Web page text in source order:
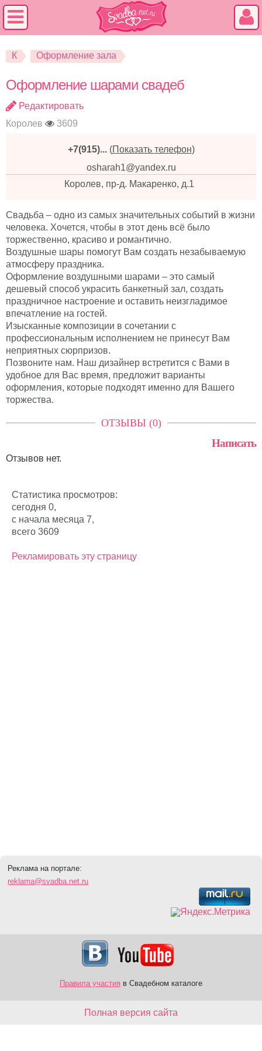
К Оформление зала
Оформление шарами свадеб
Редактировать
Королев
3609
+7(915)... (Показать телефон)
osharah1@yandex.ru
Королев, пр-д. Макаренко, д.1
Свадьба – одно из самых значительных событий в жизни
человека. Хочется, чтобы в этот день всё было
торжественно, красиво и романтично.
Воздушные шары помогут Вам создать незабываемую
атмосферу праздника.
Оформление воздушными шарами – это самый
дешевый способ украсить банкетный зал, создать
праздничное настроение и оставить неизгладимое
впечатление на гостей.
Изысканные композиции в сочетании с
профессиональным исполнением не принесут Вам
неприятных сюрпризов.
Позвоните нам. Наш дизайнер встретится с Вами в
удобное для Вас время, предложит варианты
оформления, которые подходят именно для Вашего
торжества.
ОТЗЫВЫ (0)
Написать
Отзывов нет.
Статистика просмотров:
сегодня 0,
с начала месяца 7,
всего 3609
Рекламировать эту страницу
Реклама на портале:
reklama@svadba.net.ru
Правила участия в Свадебном каталоге
Полная версия сайта